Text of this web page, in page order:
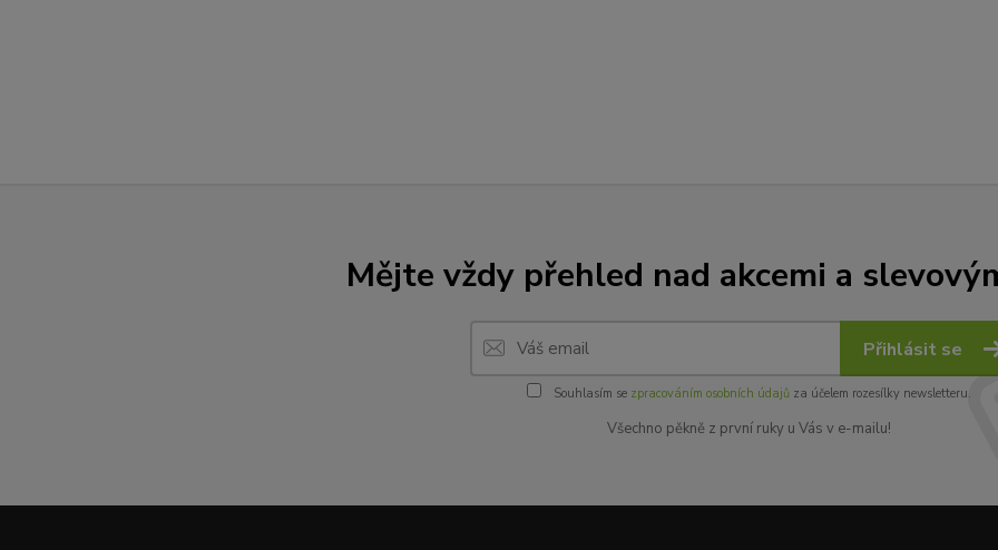
Mějte vždy přehled nad akcemi a
Přihlásit se
Souhlasím se zpracováním osobních údajůza účelem rozesílky newsletteru.
Všechno pěkně z první ruky u Vás v e-mailu!